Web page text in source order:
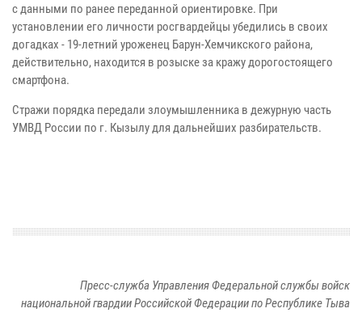
с данными по ранее переданной ориентировке. При
установлении его личности росгвардейцы убедились в своих
догадках - 19-летний уроженец Барун-Хемчикского района,
действительно, находится в розыске за кражу дорогостоящего
смартфона.
Стражи порядка передали злоумышленника в дежурную часть
УМВД России по г. Кызылу для дальнейших разбирательств.
Пресс-служба Управления Федеральной службы войск
национальной гвардии Российской Федерации по Республике Тыва